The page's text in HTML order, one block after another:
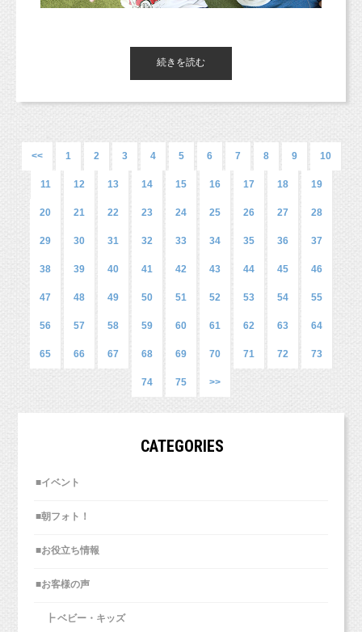
パパ、本当にありがとうございます！！
なかなか笑顔がでない場合はご家族さまにもご
協力を
いただければと思います。どうぞ宜しくお願い
致します。
くれたので、
ーちゃんの分身のぬいぐるみも一緒に♡
すね♡
もちろんもっと大きい子でもしたい時にスマッ
シュケーキ撮影しましょう（＾＾）
ただ、無料のレンタル衣装はだいたい80サイズ
1歳のベビーちゃん向けでご用意しておりますの
それ以外の年齢の子はお洋服はご持参ください
してくれているご家族さま♡
いつもありがとうございます！
弟くんが1歳の時からでもう6歳。お兄ちゃんは9
歳。は、は、はやい〜！
毎回フォトフレームなどもお作りいただいてい
るので、
お子さまが成長するにつれて、撮影をしたがら
でも、毎年撮影して恒例行事にしていけばき、
いやだ！っとなる確率も減るんじゃないかなと
思います！
ォト】
データ2枚（ダウンロードサイトでのダウンロード）
デザイン付きL版プリントプレゼント！
ご兄弟やペットちゃんと一緒の撮影はご遠慮いただいておりま
す。
お2人の場合は、それぞれ参加費がかかります。）
＊お着替えはできません。
8月中のご予約はすでに全ての枠でが埋まってお
ります。
ご好評につき、9月の2日間開催日を増枠いたし
ました！
ご希望の方はお早めにご連絡くださいね。
10月3日から新スタジオでの撮影となりま
移転に伴い新料金となります。
https://www.studiomilk.jp/news_dtl/entry/854
今日ご紹介するお写真は、仲良しご家族の記念
写真です（＾＾）
続きを読む
<< 1 2 3 4 5 6 7 8 9 10
11 12 13 14 15 16 17 18 19
20 21 22 23 24 25 26 27 28
29 30 31 32 33 34 35 36 37
38 39 40 41 42 43 44 45 46
47 48 49 50 51 52 53 54 55
56 57 58 59 60 61 62 63 64
65 66 67 68 69 70 71 72 73
74 75 >>
CATEGORIES
■イベント
■朝フォト！
■お役立ち情報
■お客様の声
┣ ベビー・キッズ